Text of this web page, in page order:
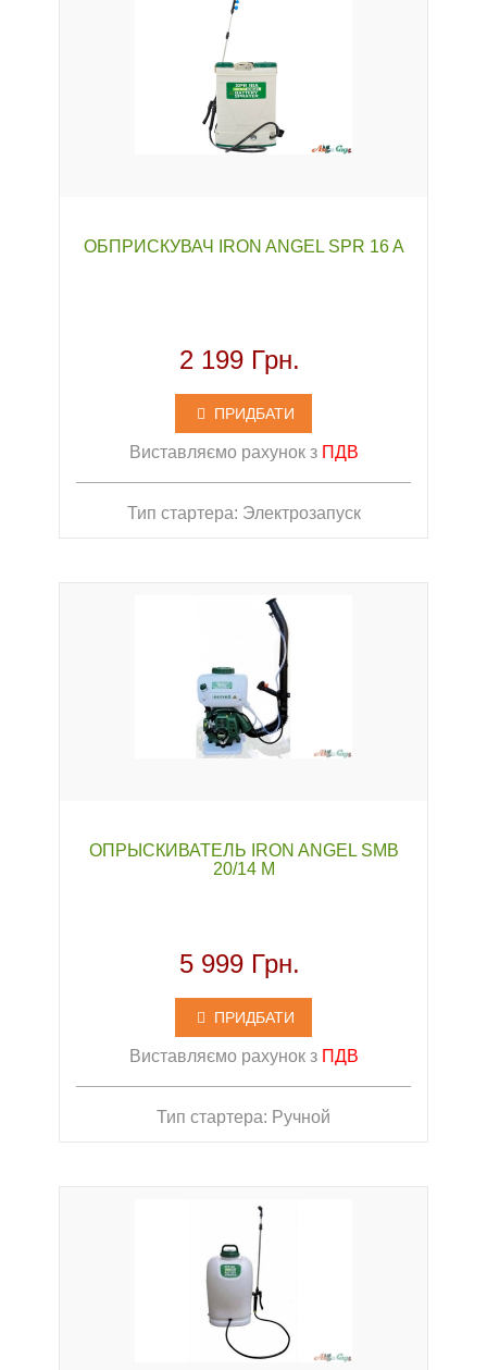
ОБПРИСКУВАЧ IRON ANGEL SPR 16 A
2 199 Грн.
ПРИДБАТИ
Виставляємо рахунок з ПДВ
Тип стартера: Электрозапуск
ОПРЫСКИВАТЕЛЬ IRON ANGEL SMB
20/14 М
5 999 Грн.
ПРИДБАТИ
Виставляємо рахунок з ПДВ
Тип стартера: Ручной